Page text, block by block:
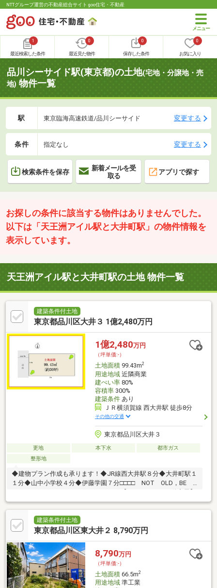
NTTグループ運営の不動産総合サイト goo住宅・不動産
1
最近検索した条件
0
最近見た物件
0
保存した条件
0
お気に入り
品川シーサイド駅(東京都)の土地(宅地・分譲地・売
地) 物件一覧
駅 東京臨海高速鉄道/品川シーサイド 変更する
条件 指定なし 変更する
検索条件を保存
新着メールを受
取る
アプリで探す
お探しの条件に該当する物件はありませんでした。
以下は「天王洲アイル駅と大井町駅」の物件情報を
表示しています。
天王洲アイル駅と大井町駅の土地 物件一覧
建築条件付土地
東京都品川区大井３ 1億2,480万円
1億2,480万円
（坪単価:-）
土地面積99.43m2
用途地域近隣商業
建ぺい率80%
容積率300%
建築条件あり
ＪＲ横須賀線 西大井駅 徒歩8分
その他の交通
東京都品川区大井３
更地 本下水
都市ガス
整形地
◆建物プラン作成も承ります！◆JR線西大井駅８分◆大井町駅１
１分◆山中小学校４分◆伊藤学園７分□□□□ NOT OLD，BE
CLASSIC． □□□□ ■ウォールメイトは【かかりつけの不動産屋】
として 徹底的にまで顧客主義を貫く事をお約束いたします ■都心
エリアに特化した情報網を駆使し、最良の不動産をご提案 ■住宅
ローンシュミレーション無料相談会 毎日随時開催中 ■ウォール
メイトオリジナルの住宅購入・住替え等について 分かりやすく解
ームページ～https://wallmate.co.jp/～
建築条件付土地
東京都品川区東大井２ 8,790万円
8,790万円
（坪単価:-）
土地面積66.5m2
用途地域準工業